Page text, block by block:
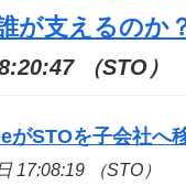
が支えるのか
（STO）
がSTOを子会社へ
17:08:19 （STO）